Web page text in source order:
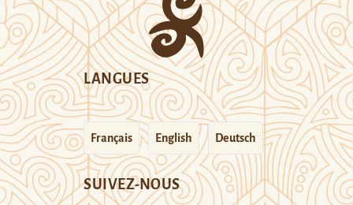
LANGUES
Français English Deutsch
SUIVEZ-NOUS